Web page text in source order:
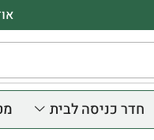
חדר כניסה לבית